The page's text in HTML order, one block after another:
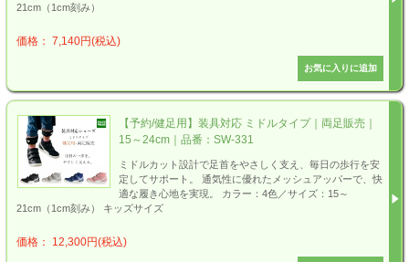
21cm（1cm刻み）
価格： 7,140円(税込)
【予約/健足用】装具対応 ミドルタイプ｜両足販売｜
15～24cm｜品番：SW-331
ミドルカット設計で足首をやさしく支え、毎日の歩行を安
定してサポート。 通気性に優れたメッシュアッパーで、快
適な履き心地を実現。 カラー：4色／サイズ：15～
21cm（1cm刻み） キッズサイズ
価格： 12,300円(税込)